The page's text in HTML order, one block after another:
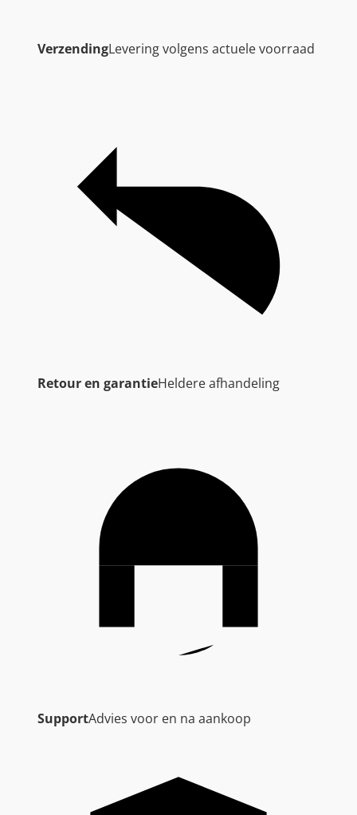
VerzendingLevering volgens actuele voorraad
Retour en garantieHeldere afhandeling
SupportAdvies voor en na aankoop